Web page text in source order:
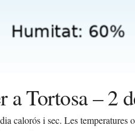
a Tortosa – 2
calorós i sec. Les temperatures